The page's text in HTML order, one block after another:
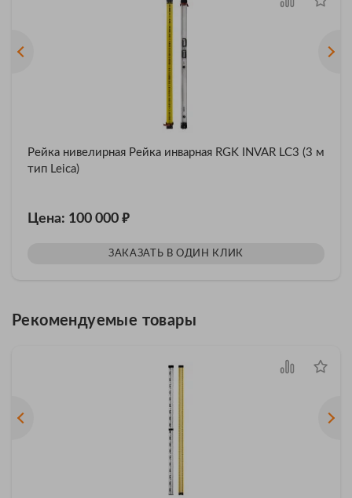
Рейка нивелирная Рейка инварная RGK INVAR LC3 (3 м
тип Leica)
Цена: 100 000 ₽
ЗАКАЗАТЬ В ОДИН КЛИК
Рекомендуемые товары